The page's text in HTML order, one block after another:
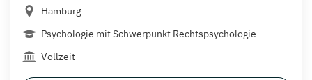
Hamburg
Psychologie mit Schwerpunkt Rechtspsychologie
Vollzeit